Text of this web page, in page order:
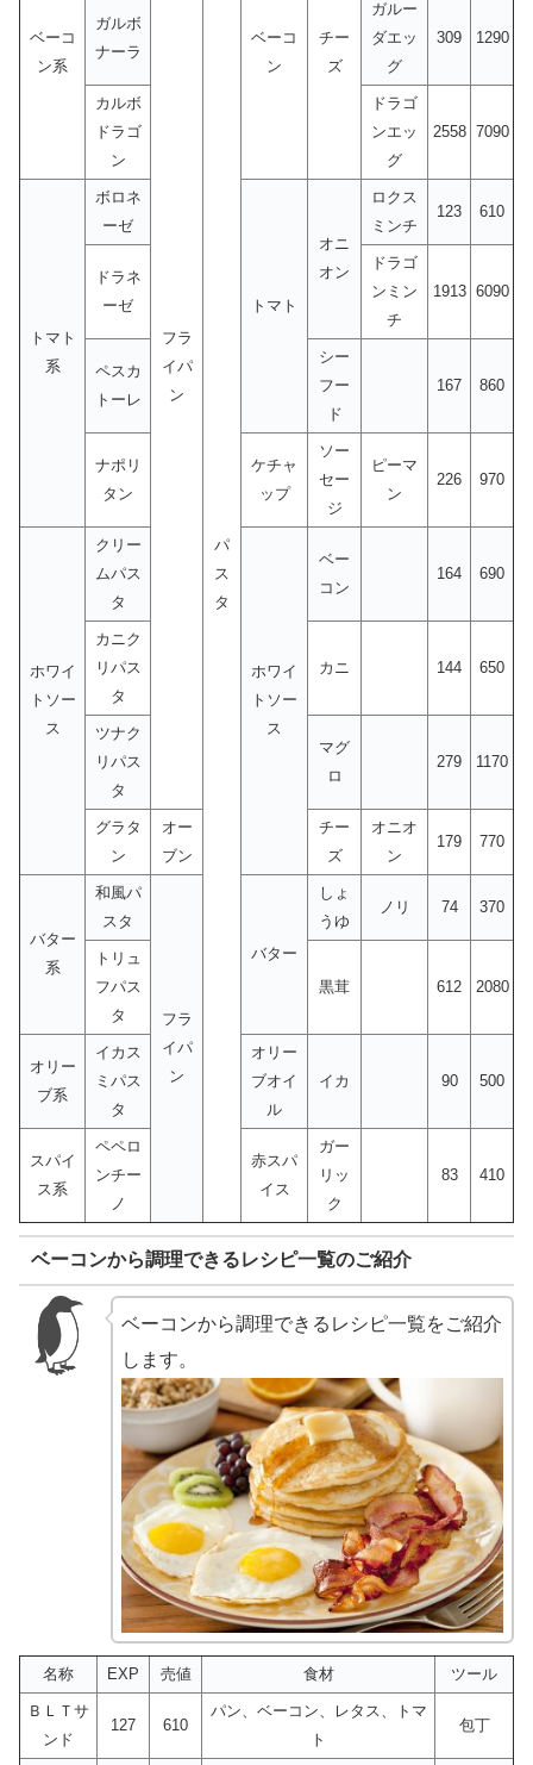
ベーコ
ン系
フラ
イパ
ン
パ
ス
タ
ベーコ
ン
チー
ズ
ガルボ
ナーラ
ガルー
ダエッ
グ
309 1290
カルボ
ドラゴ
ン
ドラゴ
ンエッ
グ
2558 7090
トマト
系
ボロネ
ーゼ
トマト
オニ
オン
ロクス
ミンチ
123 610
ドラネ
ーゼ
ドラゴ
ンミン
チ
1913 6090
ペスカ
トーレ
シー
フー
ド
167 860
ナポリ
タン
ケチャ
ップ
ソー
セー
ジ
ピーマ
ン
226 970
ホワイ
トソー
ス
クリー
ムパス
タ
ホワイ
トソー
ス
ベー
コン
164 690
カニク
リパス
タ
カニ 144 650
ツナク
リパス
タ
マグ
ロ
279 1170
グラタ
ン
オー
ブン
チー
ズ
オニオ
ン
179 770
バター
系
和風パ
スタ
フラ
イパ
ン
バター
しょ
うゆ
ノリ 74 370
トリュ
フパス
タ
黒茸 612 2080
オリー
ブ系
イカス
ミパス
タ
オリー
ブオイ
ル
イカ 90 500
スパイ
ス系
ペペロ
ンチー
ノ
赤スパ
イス
ガー
リッ
ク
83 410
ベーコンから調理できるレシピ一覧のご紹介
ベーコンから調理できるレシピ一覧をご紹介
します。
名称 EXP 売値 食材 ツール
ＢＬＴサ
ンド
127 610
パン、ベーコン、レタス、トマ
ト
包丁